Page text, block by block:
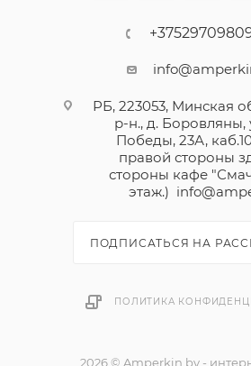
РБ, 223053, Минская
р-н., д. Боровляны,
Победы, 23А,
правой стороны
стороны кафе
этаж.)
ПОДПИСАТЬСЯ НА
ПОЛИТИКА
2026 © Amperkin.by -